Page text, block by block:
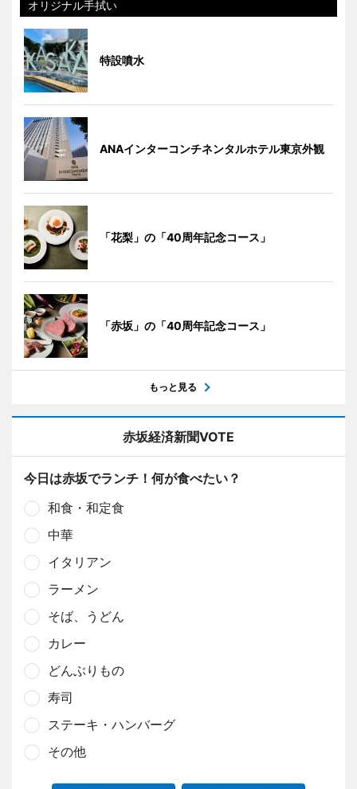
オリジナル手拭い
特設噴水
ANAインターコンチネンタルホテル東京外観
「花梨」の「40周年記念コース」
「赤坂」の「40周年記念コース」
もっと見る
赤坂経済新聞VOTE
今日は赤坂でランチ！何が食べたい？
和食・和定食
中華
イタリアン
ラーメン
そば、うどん
カレー
どんぶりもの
寿司
ステーキ・ハンバーグ
その他